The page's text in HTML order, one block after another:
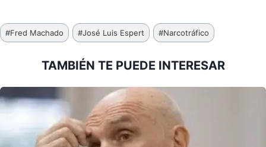
Etiquetas
de
#Fred Machado #José Luis Espert #Narcotráfico
TAMBIÉN TE PUEDE INTERESAR